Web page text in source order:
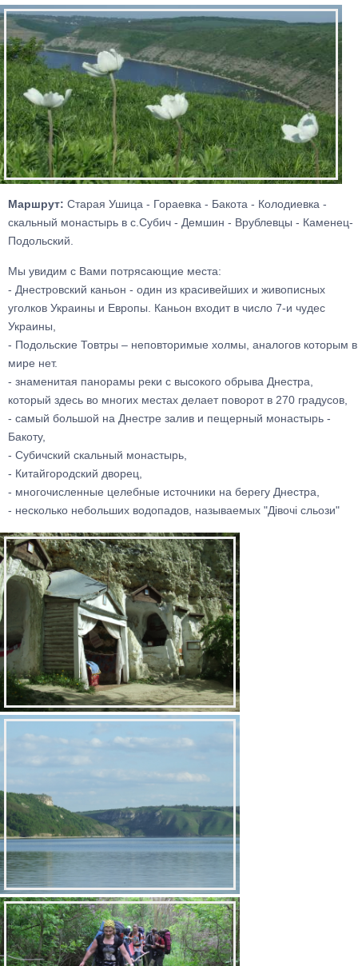
Маршрут: Старая Ушица - Гораевка - Бакота - Колодиевка -
скальный монастырь в с.Субич - Демшин - Врублевцы - Каменец-
Подольский.
Мы увидим с Вами потрясающие места:
- Днестровский каньон - один из красивейших и живописных
уголков Украины и Европы. Каньон входит в число 7-и чудес
Украины,
- Подольские Товтры – неповторимые холмы, аналогов которым в
мире нет.
- знаменитая панорамы реки с высокого обрыва Днестра,
который здесь во многих местах делает поворот в 270 градусов,
- самый большой на Днестре залив и пещерный монастырь -
Бакоту,
- Субичский скальный монастырь,
- Китайгородский дворец,
- многочисленные целебные источники на берегу Днестра,
- несколько небольших водопадов, называемых "Дівочі сльози"